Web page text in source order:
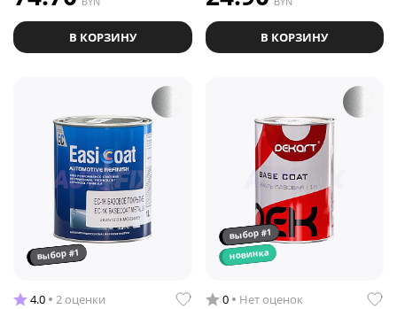
В КОРЗИНУ В КОРЗИНУ
выбор #1
4.0 2 оценки
выбор #1
новинка
0 Нет оценок